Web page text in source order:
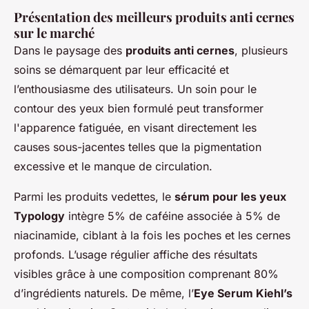
Présentation des meilleurs produits anti cernes
sur le marché
Dans le paysage des produits anti cernes, plusieurs
soins se démarquent par leur efficacité et
l’enthousiasme des utilisateurs. Un soin pour le
contour des yeux bien formulé peut transformer
l'apparence fatiguée, en visant directement les
causes sous-jacentes telles que la pigmentation
excessive et le manque de circulation.
Parmi les produits vedettes, le sérum pour les yeux
Typology intègre 5% de caféine associée à 5% de
niacinamide, ciblant à la fois les poches et les cernes
profonds. L’usage régulier affiche des résultats
visibles grâce à une composition comprenant 80%
d’ingrédients naturels. De même, l’Eye Serum Kiehl’s